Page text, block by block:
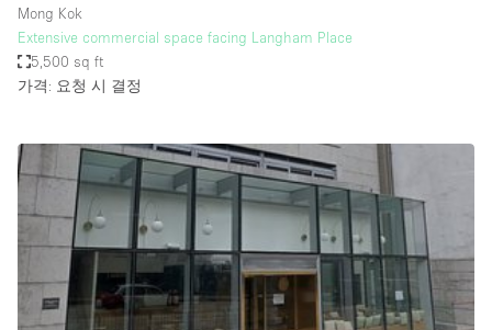
Internet
Kitchen
Large Door Entrance
Liquor Licence
Living Space
Multiple Rooms
Office Equipment
Private Parking
Mong Kok
Extensive commercial space facing Langham Place
5,500 sq ft
가격: 요청 시 결정